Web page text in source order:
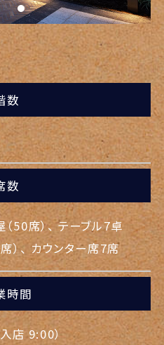
数
数
50席）、テーブル7卓
）、 カウンター席7席
時間
店 9:00）